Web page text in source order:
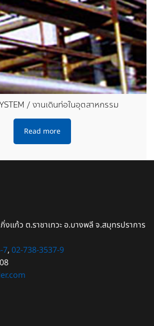
/ งานเดินท่อในอุตสาหกรรม
Read more
แก้ว ต.ราชาเทวะ อ.บางพลี จ.สมุทรปราการ
7, 02-738-3537-9